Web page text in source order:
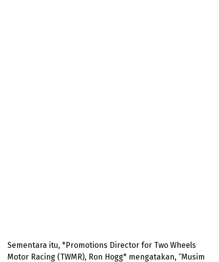
Sementara itu, *Promotions Director for Two Wheels
Motor Racing (TWMR), Ron Hogg* mengatakan, “Musim